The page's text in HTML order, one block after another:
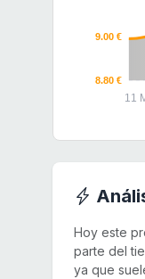
9.00 €
8.80 €
11
Hoy este
parte del
ya que